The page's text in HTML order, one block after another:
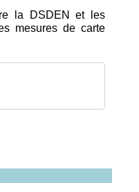
la DSDEN et les
mesures de carte